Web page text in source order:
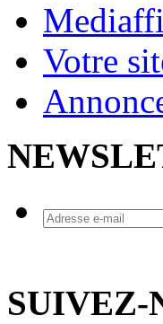
Votre
SUIVEZ-